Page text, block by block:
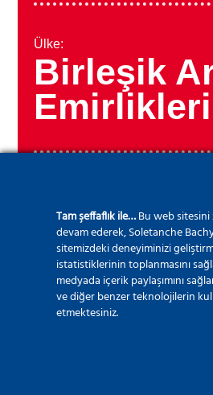
Ülke:
Birleşik
Emirlikleri
2010
Tam şeffaflık ile…Bu web
devam ederek, Soletanche
sitemizdeki deneyiminizi
istatistiklerinin toplanmasını
medyada içerik paylaşımını
ve diğer benzer teknolojilerin
etmektesiniz.